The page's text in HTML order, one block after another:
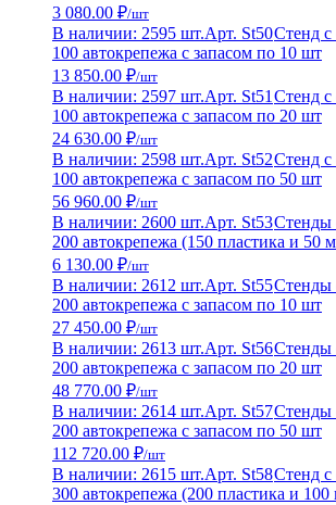
3 080.00 ₽/шт
В наличии: 2595 шт.Арт. St50Стенд
100 автокрепежа с запасом по 10 шт
13 850.00 ₽/шт
В наличии: 2597 шт.Арт. St51 Стенд
100 автокрепежа с запасом по 20 шт
24 630.00 ₽/шт
В наличии: 2598 шт.Арт. St52Стенд
100 автокрепежа с запасом по 50 шт
56 960.00 ₽/шт
В наличии: 2600 шт.Арт. St53Стенды
200 автокрепежа (150 пластика и 50
6 130.00 ₽/шт
В наличии: 2612 шт.Арт. St55Стенды
200 автокрепежа с запасом по 10 шт
27 450.00 ₽/шт
В наличии: 2613 шт.Арт. St56Стенды
200 автокрепежа с запасом по 20 шт
48 770.00 ₽/шт
В наличии: 2614 шт.Арт. St57Стенды
200 автокрепежа с запасом по 50 шт
112 720.00 ₽/шт
В наличии: 2615 шт.Арт. St58Стенд
300 автокрепежа (200 пластика и 100